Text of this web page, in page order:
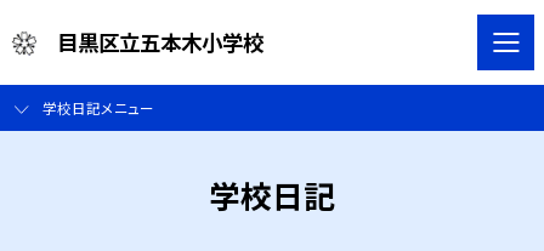
目黒区立五本木小学校
学校日記メニュー
学校日記